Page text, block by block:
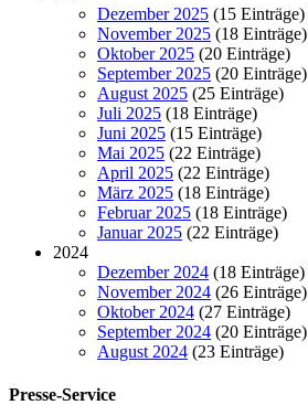
Dezember 2025 (15 Einträge)
November 2025 (18 Einträge)
Oktober 2025 (20 Einträge)
September 2025 (20 Einträge)
August 2025 (25 Einträge)
Juli 2025 (18 Einträge)
Juni 2025 (15 Einträge)
Mai 2025 (22 Einträge)
April 2025 (22 Einträge)
März 2025 (18 Einträge)
Februar 2025 (18 Einträge)
Januar 2025 (22 Einträge)
2024
Dezember 2024 (18 Einträge)
November 2024 (26 Einträge)
Oktober 2024 (27 Einträge)
September 2024 (20 Einträge)
August 2024 (23 Einträge)
Presse-Service